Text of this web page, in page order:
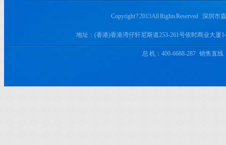
Copyright ? 2013 All Rights Reserved 深圳
地址：(香港)香港湾仔轩尼斯道253-261号依时商业大
总 机：400-6688-287 销售直线